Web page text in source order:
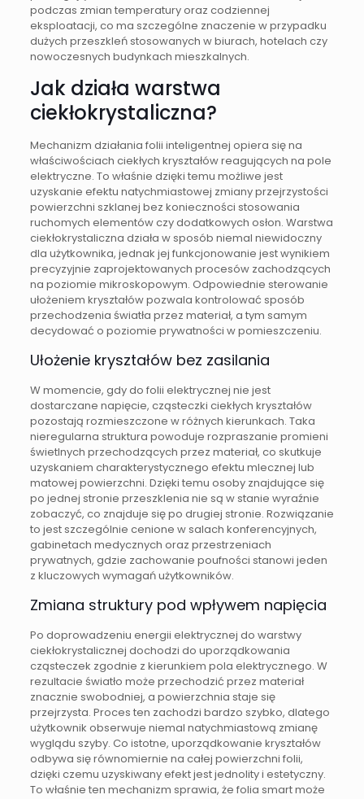
podczas zmian temperatury oraz codziennej
eksploatacji, co ma szczególne znaczenie w przypadku
dużych przeszkleń stosowanych w biurach, hotelach czy
nowoczesnych budynkach mieszkalnych.
Jak działa warstwa
ciekłokrystaliczna?
Mechanizm działania folii inteligentnej opiera się na
właściwościach ciekłych kryształów reagujących na pole
elektryczne. To właśnie dzięki temu możliwe jest
uzyskanie efektu natychmiastowej zmiany przejrzystości
powierzchni szklanej bez konieczności stosowania
ruchomych elementów czy dodatkowych osłon. Warstwa
ciekłokrystaliczna działa w sposób niemal niewidoczny
dla użytkownika, jednak jej funkcjonowanie jest wynikiem
precyzyjnie zaprojektowanych procesów zachodzących
na poziomie mikroskopowym. Odpowiednie sterowanie
ułożeniem kryształów pozwala kontrolować sposób
przechodzenia światła przez materiał, a tym samym
decydować o poziomie prywatności w pomieszczeniu.
Ułożenie kryształów bez zasilania
W momencie, gdy do folii elektrycznej nie jest
dostarczane napięcie, cząsteczki ciekłych kryształów
pozostają rozmieszczone w różnych kierunkach. Taka
nieregularna struktura powoduje rozpraszanie promieni
świetlnych przechodzących przez materiał, co skutkuje
uzyskaniem charakterystycznego efektu mlecznej lub
matowej powierzchni. Dzięki temu osoby znajdujące się
po jednej stronie przeszklenia nie są w stanie wyraźnie
zobaczyć, co znajduje się po drugiej stronie. Rozwiązanie
to jest szczególnie cenione w salach konferencyjnych,
gabinetach medycznych oraz przestrzeniach
prywatnych, gdzie zachowanie poufności stanowi jeden
z kluczowych wymagań użytkowników.
Zmiana struktury pod wpływem napięcia
Po doprowadzeniu energii elektrycznej do warstwy
ciekłokrystalicznej dochodzi do uporządkowania
cząsteczek zgodnie z kierunkiem pola elektrycznego. W
rezultacie światło może przechodzić przez materiał
znacznie swobodniej, a powierzchnia staje się
przejrzysta. Proces ten zachodzi bardzo szybko, dlatego
użytkownik obserwuje niemal natychmiastową zmianę
wyglądu szyby. Co istotne, uporządkowanie kryształów
odbywa się równomiernie na całej powierzchni folii,
dzięki czemu uzyskiwany efekt jest jednolity i estetyczny.
To właśnie ten mechanizm sprawia, że folia smart może